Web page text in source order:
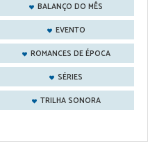
BALANÇO DO MÊS
EVENTO
ROMANCES DE ÉPOCA
SÉRIES
TRILHA SONORA